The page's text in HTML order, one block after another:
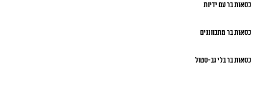
כסאות בר עם ידיות
כסאות בר מתכווננים
כסאות בר בלי גב-סטול